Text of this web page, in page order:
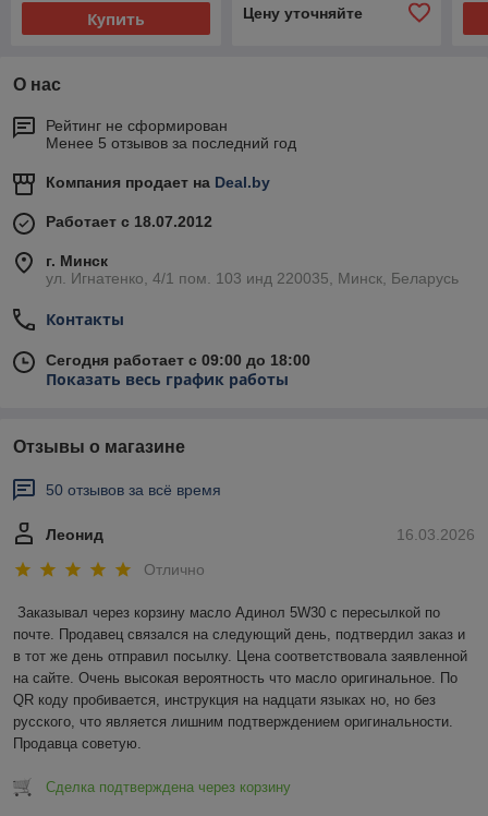
Купить Цену уточняйте
О нас
Рейтинг не сформирован
Менее 5 отзывов за последний год
Компания продает на Deal.by
Работает с 18.07.2012
г. Минск
ул. Игнатенко, 4/1 пом. 103 инд 220035, Минск, Беларусь
Контакты
Сегодня работает с 09:00 до 18:00
Показать весь график работы
Отзывы о магазине
50 отзывов за всё время
16.03.2026
Леонид
Отлично
Заказывал через корзину масло Адинол 5W30 с пересылкой по
почте. Продавец связался на следующий день, подтвердил заказ и
в тот же день отправил посылку. Цена соответствовала заявленной
на сайте. Очень высокая вероятность что масло оригинальное. По
QR коду пробивается, инструкция на надцати языках но, но без
русского, что является лишним подтверждением оригинальности.
Продавца советую.
Сделка подтверждена через корзину